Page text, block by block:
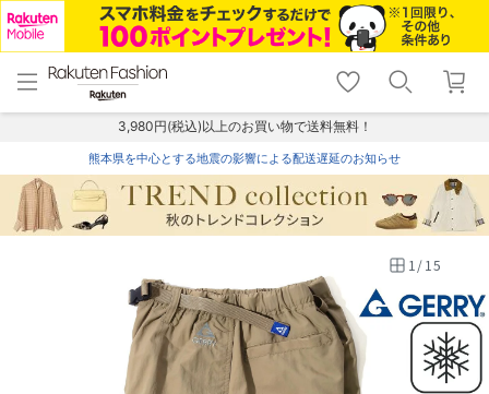
menu home
トップ
shopping_cart lock_outline
ログイン
3,980円(税込)以上のお買い物で送料無料！
熊本県を中心とする地震の影響による配送遅延のお知らせ
1/15